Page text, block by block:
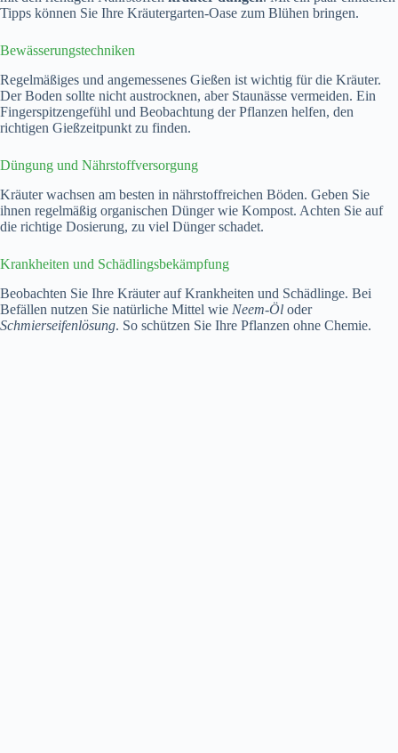
Tipps können Sie Ihre Kräutergarten-Oase zum Blühen bringen.
Bewässerungstechniken
Regelmäßiges und angemessenes Gießen ist wichtig für die Kräuter.
Der Boden sollte nicht austrocknen, aber Staunässe vermeiden. Ein
Fingerspitzengefühl und Beobachtung der Pflanzen helfen, den
richtigen Gießzeitpunkt zu finden.
Düngung und Nährstoffversorgung
Kräuter wachsen am besten in nährstoffreichen Böden. Geben Sie
ihnen regelmäßig organischen Dünger wie Kompost. Achten Sie auf
die richtige Dosierung, zu viel Dünger schadet.
Krankheiten und Schädlingsbekämpfung
Beobachten Sie Ihre Kräuter auf Krankheiten und Schädlinge. Bei
Befällen nutzen Sie natürliche Mittel wie Neem-Öl oder
Schmierseifenlösung. So schützen Sie Ihre Pflanzen ohne Chemie.